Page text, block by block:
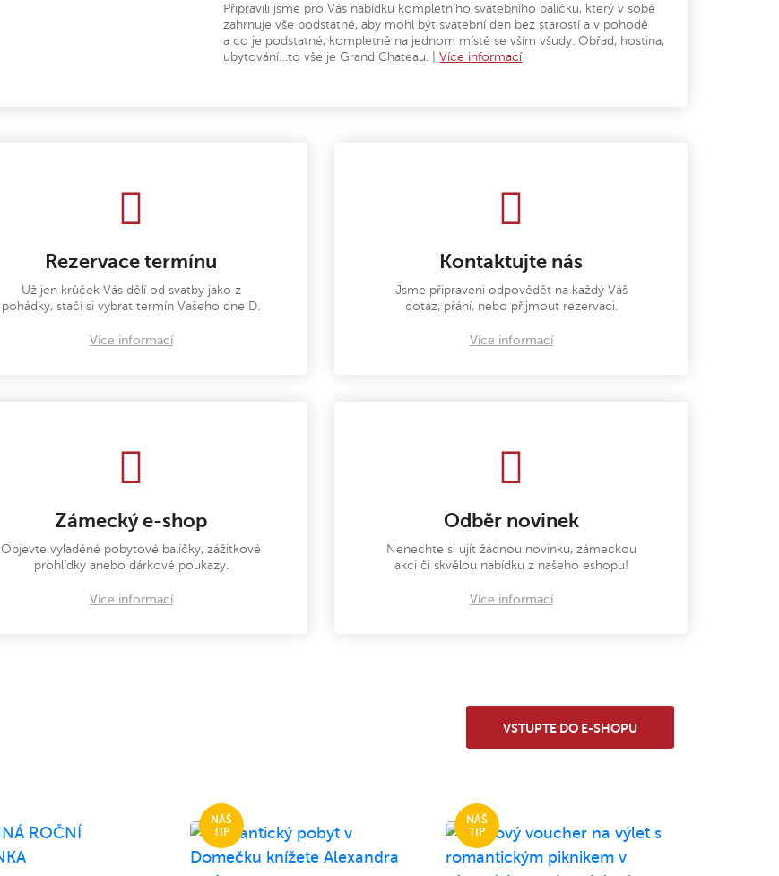
Připravili jsme pro Vás nabídku kompletního svatebního balíčku, který v sobě
zahrnuje vše podstatné, aby mohl být svatební den bez starostí a v pohodě
a co je podstatné, kompletně na jednom místě se vším všudy. Obřad, hostina,
ubytování…to vše je Grand Chateau. |Více informací
Rezervace termínu
Už jen krůček Vás dělí od svatby jako z
pohádky, stačí si vybrat termín Vašeho dne D.
Více informací
Kontaktujte nás
Jsme připraveni odpovědět na každý Váš
dotaz, přání, nebo přijmout rezervaci.
Více informací
Zámecký e-shop
Objevte vyladěné pobytové balíčky, zážitkové
prohlídky anebo dárkové poukazy.
Více informací
Odběr novinek
Nenechte si ujít žádnou novinku, zámeckou
akci či skvělou nabídku z našeho eshopu!
Více informací
VSTUPTE DO E-SHOPU